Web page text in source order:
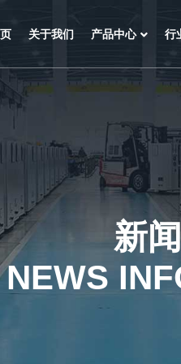
关于我们 产品中心 行
新
NEWS